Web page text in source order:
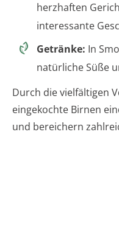
herzhaften
interessante
Getränke: In
natürliche Süße
Durch die vielfältigen
eingekochte Birnen
und bereichern